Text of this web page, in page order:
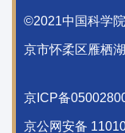
©2021中国科学
京市怀柔区雁栖
京ICP备
京公网安备